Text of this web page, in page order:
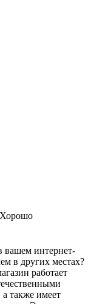
Хорошо
вашем интернет-
в других местах?
работает
также имеет